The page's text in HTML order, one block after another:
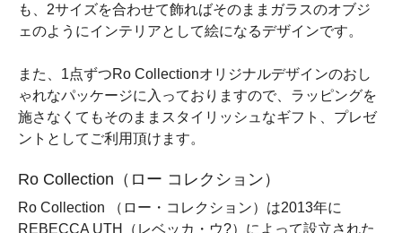
も、2サイズを合わせて飾ればそのままガラスのオブジ
ェのようにインテリアとして絵になるデザインです。
また、1点ずつRo Collectionオリジナルデザインのおし
ゃれなパッケージに入っておりますので、ラッピングを
施さなくてもそのままスタイリッシュなギフト、プレゼ
ントとしてご利用頂けます。
Ro Collection（ロー コレクション）
Ro Collection （ロー・コレクション）は2013年に
REBECCA UTH（レベッカ・ウ?）によって設立された